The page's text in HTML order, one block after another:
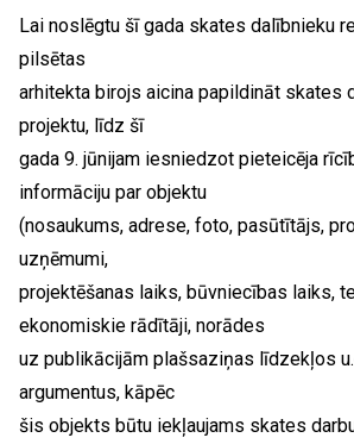
Lai noslēgtu šī gada skates dalībnieku
pilsētas
arhitekta birojs aicina papildināt skates
projektu, līdz šī
gada 9. jūnijam iesniedzot pieteicēja
informāciju par objektu
(nosaukums, adrese, foto, pasūtītājs,
uzņēmumi,
projektēšanas laiks, būvniecības laiks,
ekonomiskie rādītāji, norādes
uz publikācijām plašsaziņas līdzekļos
argumentus, kāpēc
šis objekts būtu iekļaujams skates